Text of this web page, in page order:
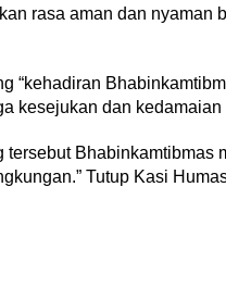
rasa aman dan
“kehadiran
kesejukan dan kedamaian
tersebut
Tutup Kasi